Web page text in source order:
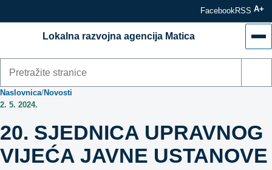
FacebookRSS A+
Lokalna razvojna agencija Matica
Naslovnica/Novosti
2. 5. 2024.
20. SJEDNICA UPRAVNOG
VIJEĆA JAVNE USTANOVE